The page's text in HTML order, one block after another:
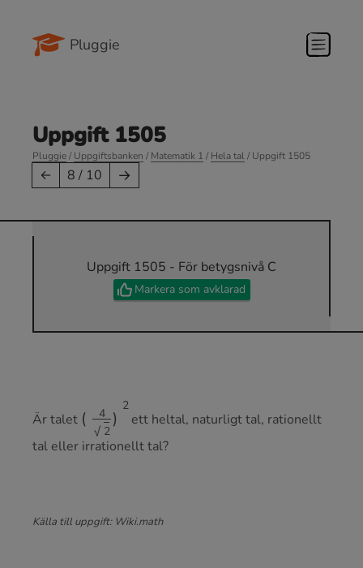
Pluggie
Uppgift 1505
Pluggie/Uppgiftsbanken /Matematik 1 /Hela tal / Uppgift 1505
← 8 / 10 →
Uppgift 1505 - För betygsnivå C
Markera som avklarad
Är talet
( 2 2
ett heltal, naturligt tal, rationellt
tal eller irrationellt tal?
Källa till uppgift: Wiki.math